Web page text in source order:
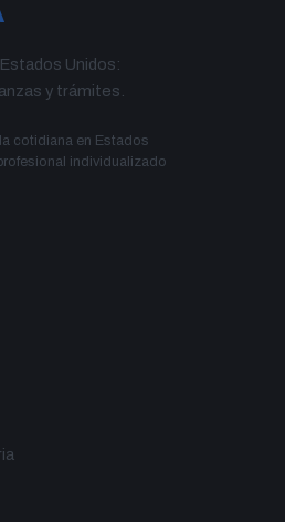
Unidos:
y trámites.
cotidiana en Estados
individualizado